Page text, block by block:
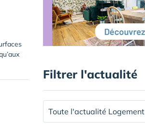
Filtrer l'actualité
Toute l'actualité Logement